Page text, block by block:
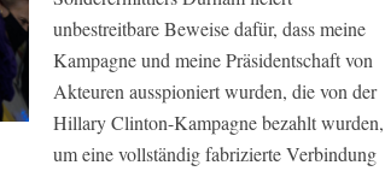
unbestreitbare Beweise dafür, dass meine
Kampagne und meine Präsidentschaft von
Akteuren ausspioniert wurden, die von der
Hillary Clinton-Kampagne bezahlt wurden,
um eine vollständig fabrizierte Verbindung